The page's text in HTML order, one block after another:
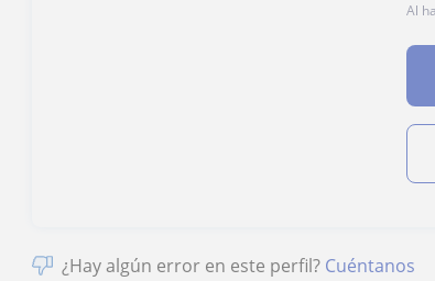
Al
¿Hay algún error en este perfil? Cuéntanos